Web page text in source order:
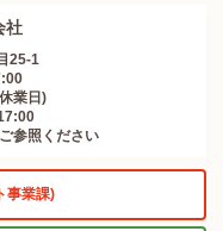
社
25-1
業日)
参照ください
事業課)